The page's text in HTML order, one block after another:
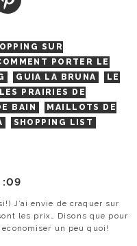
SUR
PORTER LE
GUIA LA BRUNA
LE
LES PRAIRIES DE
BAIN
MAILLOTS DE
SHOPPING LIST
:09
J’ai envie de craquer sur
les prix… Disons que pour
un peu quoi!